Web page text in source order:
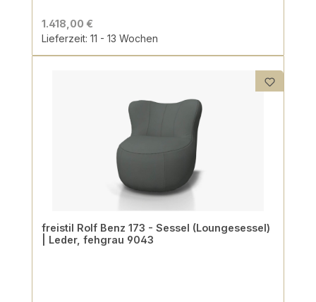
1.418,00 €
Lieferzeit: 11 - 13 Wochen
freistil Rolf Benz 173 - Sessel (Loungesessel)
| Leder, fehgrau 9043